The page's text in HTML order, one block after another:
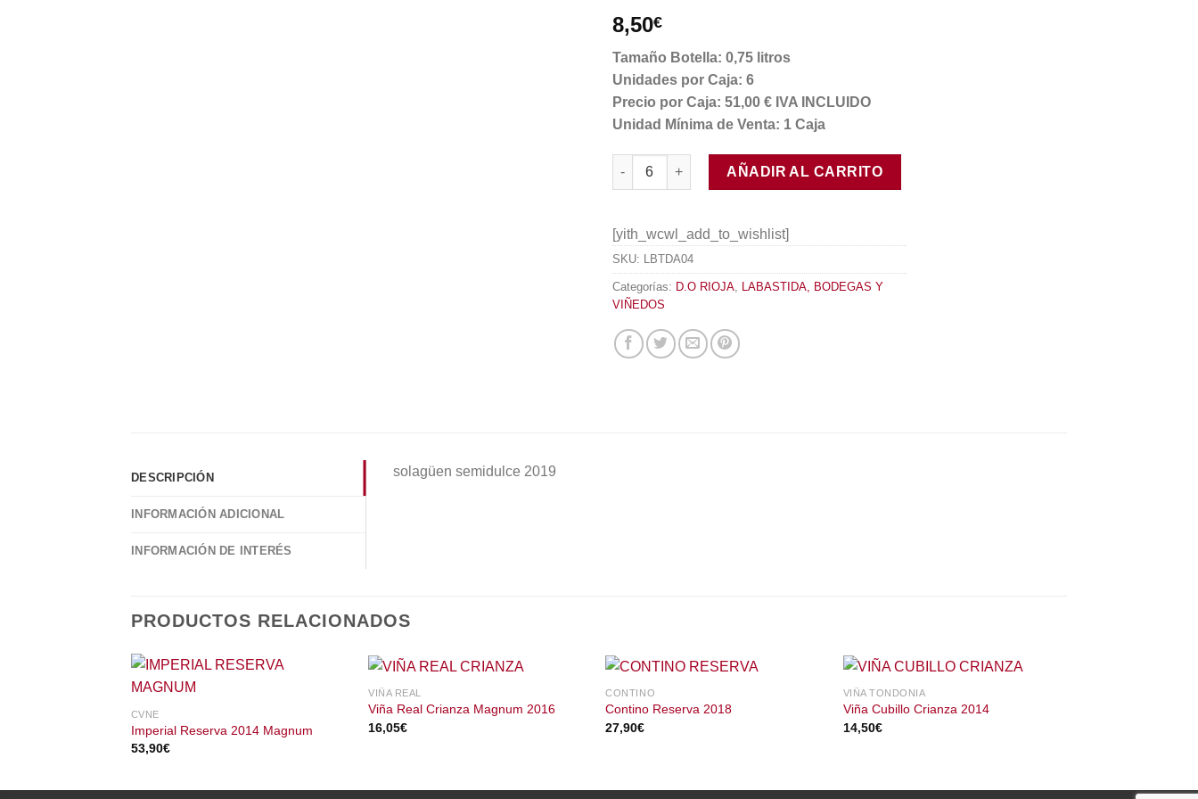
8,50€
Tamaño Botella: 0,75 litros
Unidades por Caja: 6
Precio por Caja: 51,00 € IVA INCLUIDO
Unidad Mínima de Venta: 1 Caja
Solagüen Semidulce 2019 cantidad
AÑADIR AL CARRITO
[yith_wcwl_add_to_wishlist]
SKU: LBTDA04
Categorías: D.O RIOJA LABASTIDA, BODEGAS Y
VIÑEDOS
DESCRIPCIÓN
INFORMACIÓN ADICIONAL
INFORMACIÓN DE INTERÉS
solagüen semidulce 2019
PRODUCTOS RELACIONADOS
CVNE
Imperial Reserva 2014 Magnum
53,90€
VIÑA REAL
Viña Real Crianza Magnum 2016
16,05€
CONTINO
Contino Reserva 2018
27,90€
VIÑA TONDONIA
Viña Cubillo Crianza 2014
14,50€